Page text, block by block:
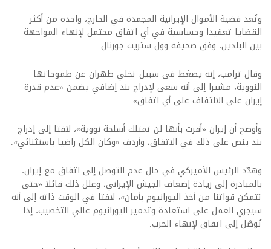
وتُعد قضية الأموال الإيرانية المجمدة في الخارج، واحدة من أكثر
القضايا تعقيدا وحساسية في أي اتفاق محتمل لإنهاء المواجهة
بين البلدين، وفق صحيفة وول ستريت جورنال.
وقال ترامب، إنه يضغط في سبيل تخلي طهران عن طموحاتها
النووية، مشيرا إلى أنه سعى لإدراج بند إضافي يضمن «عدم قدرة
إيران على الالتفاف على أي اتفاق».
وأوضح أن إيران «أقرت بأنها لن تمتلك أسلحة نووية»، لافتا إلى إدراج
بند ينص على ذلك في الاتفاق، وأردف «وكان الكل راضيا باستثنائي».
وهدّد الرئيس الأميركي في حال عدم التوصل إلى اتفاق مع إيران،
بالمبادرة إلى زيادة إضعاف الجيش الإيراني، وعلل ذلك قائلا «حتى
تتمكن قواتنا من أخذ اليورانيوم بأمان»، لافتا في الوقت ذاته إلى أنه
سيجري العمل على استعادة وتدمير اليورانيوم عالي التخصيب، إذا
تُوصّل إلى اتفاق لإنهاء الحرب.